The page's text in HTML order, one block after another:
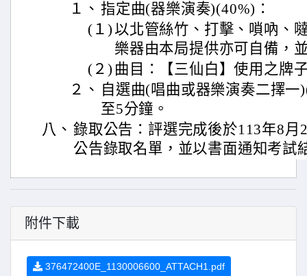
１、 指定曲(器樂演奏)(40%)：
(１) 以北管絲竹、打擊、嗩吶、
樂器由本局提供亦可自備，
(２) 曲目：【三仙白】使用之牌
２、 自選曲(唱曲或器樂演奏二擇
至5分鐘。
八、 錄取公告：評選完成後於113年8
公告錄取名單，並以書面通知考試
附件下載
376472400E_1130006600_ATTACH1.pdf